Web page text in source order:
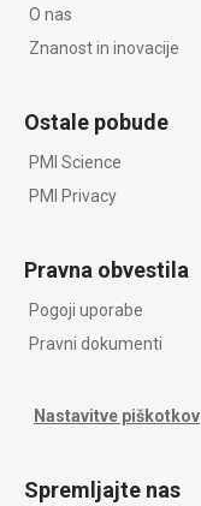
O nas
Znanost in inovacije
Ostale pobude
PMI Science
PMI Privacy
Pravna obvestila
Pogoji uporabe
Pravni dokumenti
Nastavitve piškotkov
Spremljajte nas